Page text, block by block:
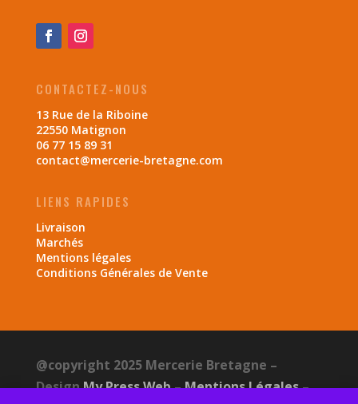
CONTACTEZ-NOUS
13 Rue de la Riboine
22550 Matignon
06 77 15 89 31
contact@mercerie-bretagne.com
LIENS RAPIDES
Livraison
Marchés
Mentions légales
Conditions Générales de Vente
@copyright 2025 Mercerie Bretagne –
DesignMy Press Web–Mentions Légales–